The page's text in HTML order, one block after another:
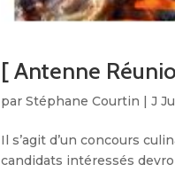
[ Antenne
parStéphane Courtin |J
Il s’agit d’un concours
candidats intéressés